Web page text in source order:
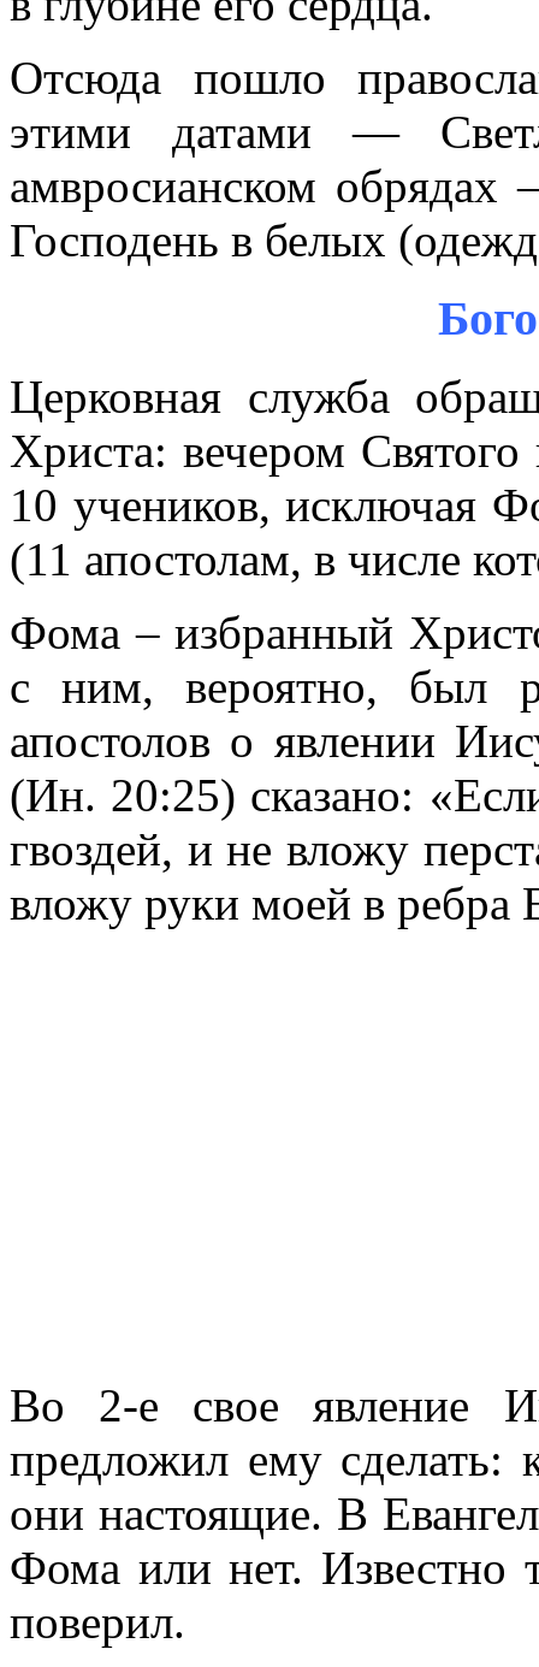
Отсюда пошло
этими датами —
амвросианском
Господень в белых
Церковная служба
Христа: вечером Святого
10 учеников, исключая
(11 апостолам, в числе
Фома – избранный
с ним, вероятно, был
апостолов о явлении
(Ин. 20:25) сказано:
гвоздей, и не вложу
вложу руки моей в ребра
Во 2-е свое явление
предложил ему сделать:
они настоящие. В
Фома или нет. Известно
поверил.